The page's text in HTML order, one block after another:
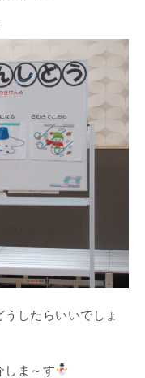
したらいいでしょ
しま～す